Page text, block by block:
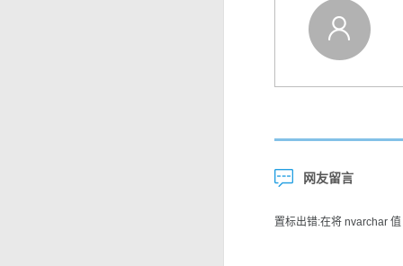
网友留言
置标出错:在将 nvarchar